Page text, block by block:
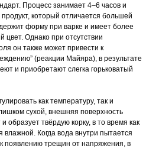
Процесс занимает 4–6 часов и
который отличается большей
форму при варке и имеет более
Однако при отсутствии
он также может привести к
(реакции Майяра), в результате
и приобретают слегка горьковатый
как температуру, так и
сухой, внешняя поверхность
образует твёрдую корку, в то время как
влажной. Когда вода внутри пытается
появлению трещин от напряжения, в